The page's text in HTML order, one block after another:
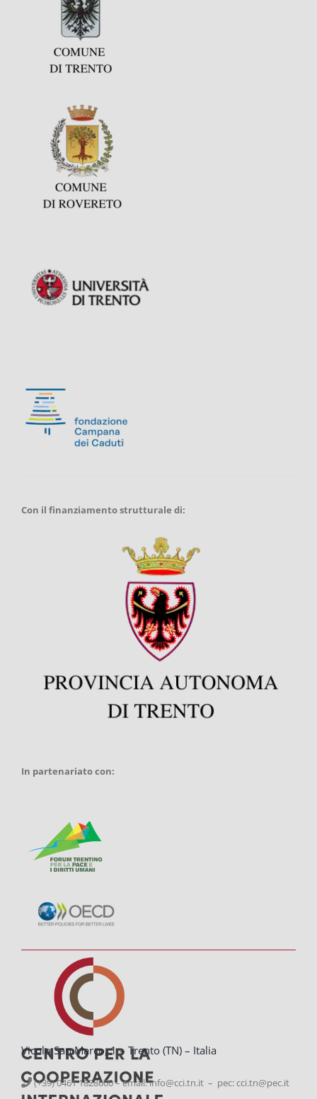
Con il finanziamento strutturale di:
In partenariato con:
Vicolo San Marco, 1 – Trento (TN) – Italia
(+39) 0461 1828600 – email:info@cci.tn.it – pec: cci.tn@pec.it